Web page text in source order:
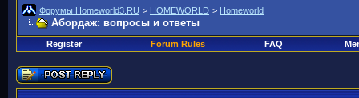
Форумы Homeworld3.RU > HOMEWORLD > Homeworld
Абордаж: вопросы и ответы
Register Forum Rules FAQ